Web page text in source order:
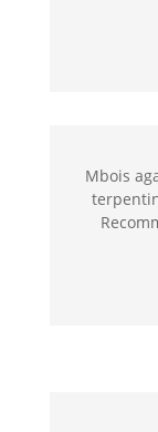
Mbois